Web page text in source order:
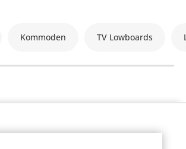
Kommoden TV Lowboards